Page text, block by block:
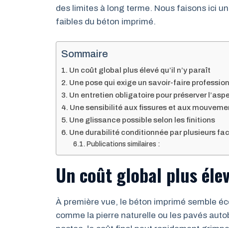
des limites à long terme. Nous faisons ici
faibles du béton imprimé.
Sommaire
Un coût global plus élevé qu’il n’y paraît
Une pose qui exige un savoir-faire
Un entretien obligatoire pour préserver
Une sensibilité aux fissures et aux
Une glissance possible selon les finitions
Une durabilité conditionnée par plusieurs
Publications similaires :
Un coût global plus
À première vue, le béton imprimé semble
comme la pierre naturelle ou les pavés